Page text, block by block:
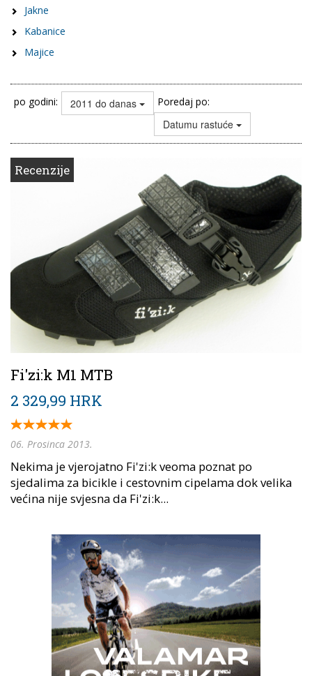
Jakne
Kabanice
Majice
po godini: 2011 do danas Poredaj po:
Datumu rastuće
Recenzije
Fi'zi:k M1 MTB
2 329,99 HRK
06. Prosinca 2013.
Nekima je vjerojatno Fi'zi:k veoma poznat po
sjedalima za bicikle i cestovnim cipelama dok velika
većina nije svjesna da Fi'zi:k...